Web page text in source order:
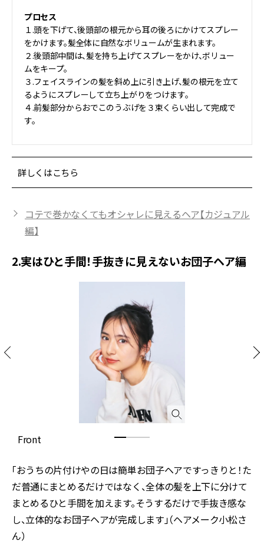
プロセス
１.頭を下げて、後頭部の根元から耳の後ろにかけてスプレー
をかけます。髪全体に自然なボリュームが生まれます。
２.後頭部中間は、髪を持ち上げてスプレーをかけ、ボリュー
ムをキープ。
３.フェイスラインの髪を斜め上に引き上げ、髪の根元を立て
るようにスプレーして立ち上がりをつけます。
４.前髪部分からおでこのうぶげを３束くらい出して完成で
す。
詳しくはこちら
コテで巻かなくてもオシャレに見えるヘア【カジュアル
編】
2.実はひと手間！手抜きに見えないお団子ヘア編
Front
「おうちの片付けやの日は簡単お団子ヘアですっきりと！た
だ普通にまとめるだけではなく、全体の髪を上下に分けて
まとめるひと手間を加えます。そうするだけで手抜き感な
し、立体的なお団子ヘアが完成します」（ヘアメーク小松さ
ん）